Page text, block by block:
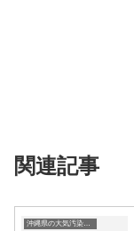
関連記事
沖縄県の大気汚染・PM2.5・黄砂・エアロゾルの数値